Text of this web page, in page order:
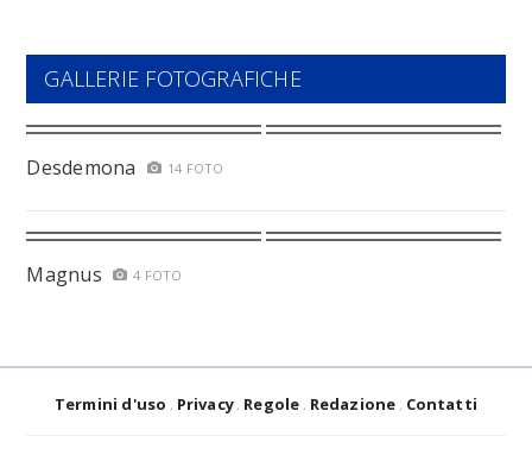
GALLERIE FOTOGRAFICHE
Desdemona 14 FOTO
Magnus 4 FOTO
Termini d'uso Privacy Regole Redazione Contatti